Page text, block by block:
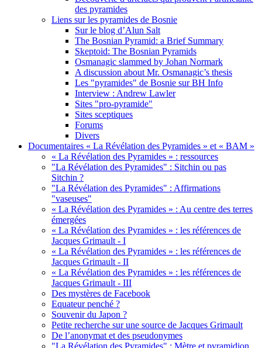
des pyramides
Liens sur les pyramides de Bosnie
Sur le blog d’Alun Salt
The Bosnian Pyramid: a Brief Summary
Skeptoid: The Bosnian Pyramids
Osmanagic slammed by Johan Normark
A discussion about Mr. Osmanagic’s thesis
Les "pyramides" de Bosnie sur BH Info
Interview : Andrew Lawler
Sites "pro-pyramide"
Sites sceptiques
Forums
Divers
Documentaires « La Révélation des Pyramides » et « BAM »
« La Révélation des Pyramides » : ressources
"La Révélation des Pyramides" : Sitchin ou pas
Sitchin ?
"La Révélation des Pyramides" : Affirmations
"vaseuses"
« La Révélation des Pyramides » : Au centre des terres
émergées
« La Révélation des Pyramides » : les références de
Jacques Grimault - I
« La Révélation des Pyramides » : les références de
Jacques Grimault - II
« La Révélation des Pyramides » : les références de
Jacques Grimault - III
Des mystères de Facebook
Equateur penché ?
Souvenir du Japon ?
Petite recherche sur une source de Jacques Grimault
De l’anonymat et des pseudonymes
"La Révélation des Pyramides" : Mètre et pyramidion